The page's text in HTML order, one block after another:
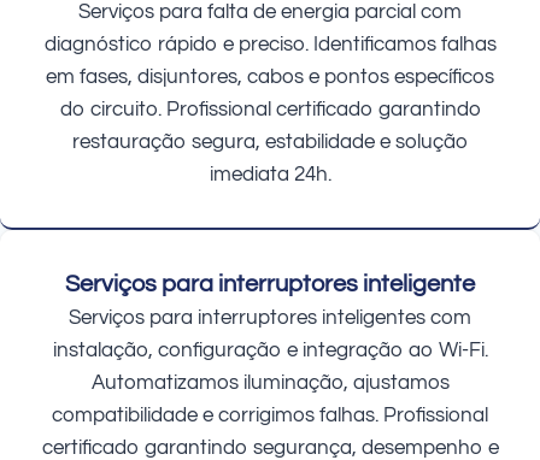
Serviços para falta de energia parcial com
diagnóstico rápido e preciso. Identificamos falhas
em fases, disjuntores, cabos e pontos específicos
do circuito. Profissional certificado garantindo
restauração segura, estabilidade e solução
imediata 24h.
Serviços para interruptores inteligente
Serviços para interruptores inteligentes com
instalação, configuração e integração ao Wi-Fi.
Automatizamos iluminação, ajustamos
compatibilidade e corrigimos falhas. Profissional
certificado garantindo segurança, desempenho e